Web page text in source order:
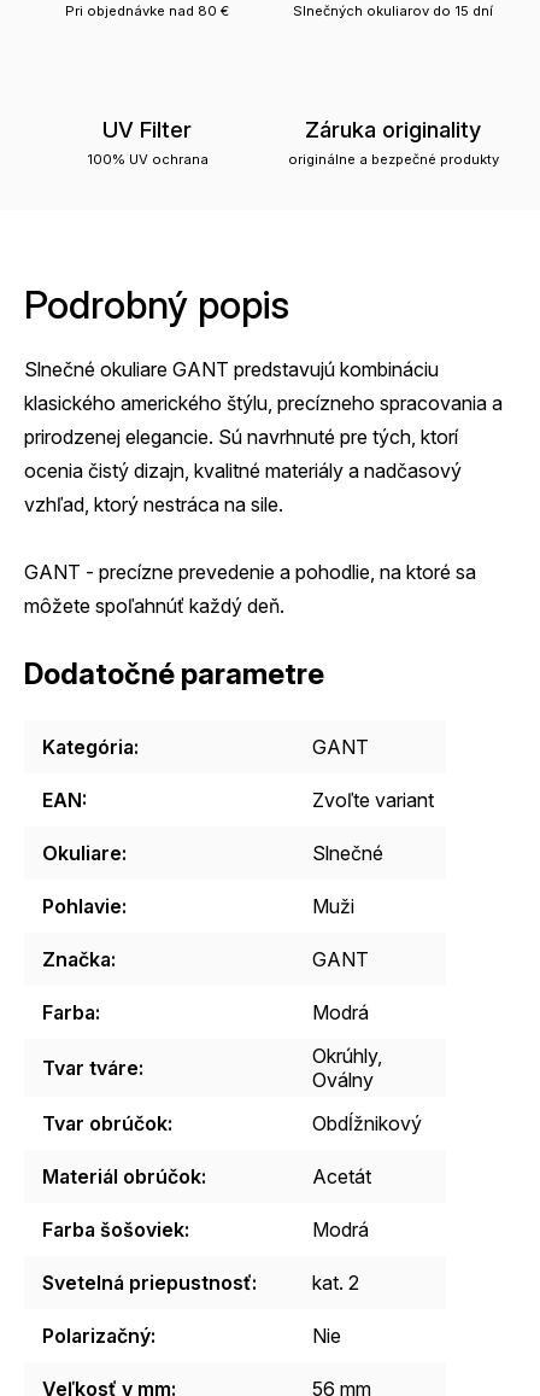
Pri objednávke nad 80 € Slnečných okuliarov do 15 dní
UV Filter
100% UV ochrana
Záruka originality
originálne a bezpečné produkty
Podrobný popis
Slnečné okuliare GANT predstavujú kombináciu
klasického amerického štýlu, precízneho spracovania a
prirodzenej elegancie. Sú navrhnuté pre tých, ktorí
ocenia čistý dizajn, kvalitné materiály a nadčasový
vzhľad, ktorý nestráca na sile.
GANT - precízne prevedenie a pohodlie, na ktoré sa
môžete spoľahnúť každý deň.
Dodatočné parametre
Kategória: GANT
EAN: Zvoľte variant
Okuliare: Slnečné
Pohlavie: Muži
Značka: GANT
Farba: Modrá
Tvar tváre:
Okrúhly,
Oválny
Tvar obrúčok: Obdĺžnikový
Materiál obrúčok: Acetát
Farba šošoviek: Modrá
Svetelná priepustnosť: kat. 2
Polarizačný: Nie
Veľkosť v mm: 56 mm